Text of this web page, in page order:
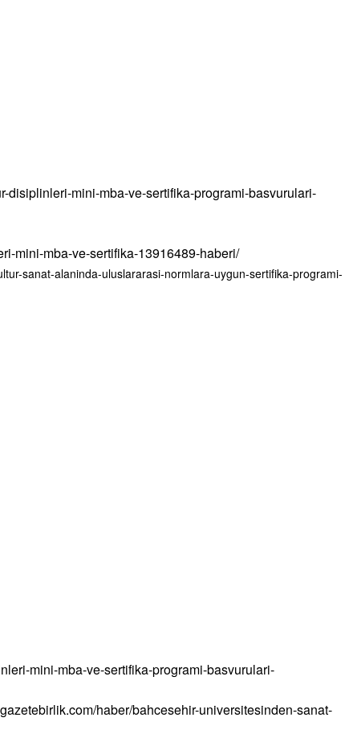
disiplinleri-mini-mba-ve-sertifika-programi-basvurulari-
mini-mba-ve-sertifika-13916489-haberi/
sanat-alaninda-uluslararasi-normlara-uygun-sertifika-programi-
mini-mba-ve-sertifika-programi-basvurulari-
haber/bahcesehir-universitesinden-sanat-